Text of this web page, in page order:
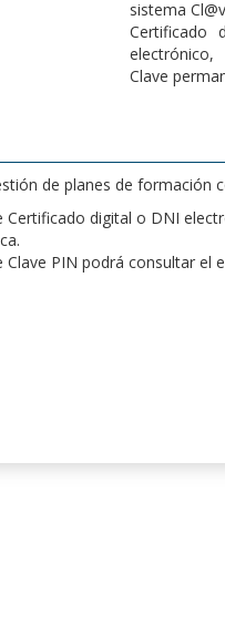
sistema
Certificado
Clave
de planes de formación
Certificado digital o DNI
PIN podrá consultar